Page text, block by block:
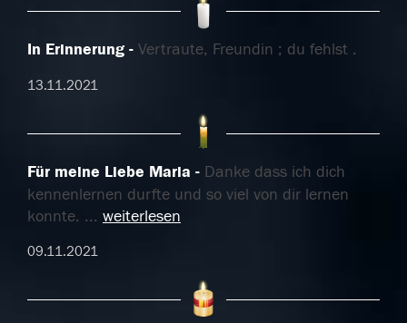
In Erinnerung Vertraute, Freundin ; du fehlst .
13.11.2021
Für meine Liebe Maria
Danke dass ich dich
kennenlernen durfte und so viel von dir lernen
konnte. ... weiterlesen
09.11.2021